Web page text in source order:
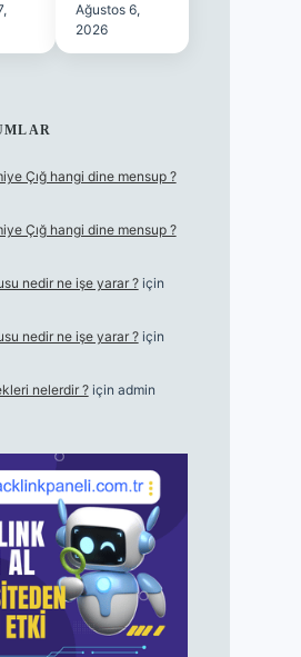
Ağustos 6,
2026
Çığ hangi dine mensup ?
Çığ hangi dine mensup ?
nedir ne işe yarar ?için
nedir ne işe yarar ?için
nelerdir ?için admin